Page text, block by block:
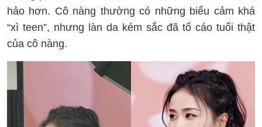
hảo hơn. Cô nàng thường có những biểu cảm khá
“xì teen”, nhưng làn da kém sắc đã tố cáo tuổi thật
của cô nàng.